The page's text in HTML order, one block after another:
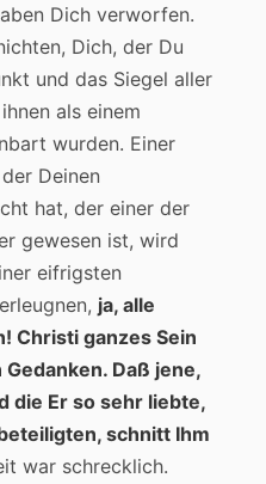
Dich verworfen.
Dich, der Du
und das Siegel aller
als einem
wurden. Einer
Deinen
hat, der einer der
gewesen ist, wird
eifrigsten
ja, alle
Christi ganzes Sein
Daß jene,
die Er so sehr liebte,
schnitt Ihm
war schrecklich.